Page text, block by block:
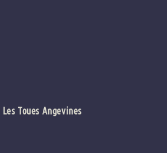
Les Toues Angevines